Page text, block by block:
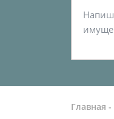
Главная -